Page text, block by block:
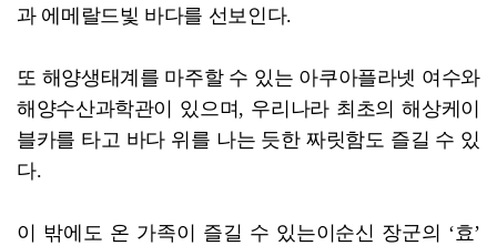
과 에메랄드빛 바다를 선보인다.
또 해양생태계를 마주할 수 있는 아쿠아플라넷 여수와
해양수산과학관이 있으며, 우리나라 최초의 해상케이
블카를 타고 바다 위를 나는 듯한 짜릿함도 즐길 수 있
다.
이 밖에도 온 가족이 즐길 수 있는이순신 장군의 ‘효’